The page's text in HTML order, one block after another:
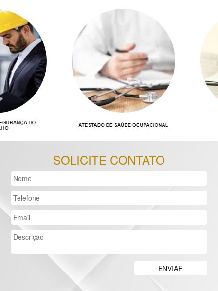
SOLICITE CONTATO